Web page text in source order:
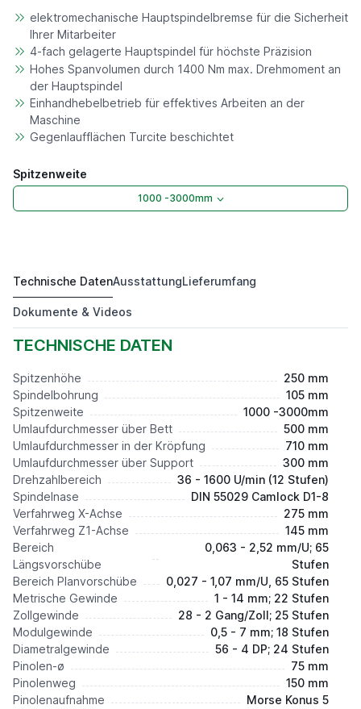
elektromechanische Hauptspindelbremse für die Sicherheit
Ihrer Mitarbeiter
4-fach gelagerte Hauptspindel für höchste Präzision
Hohes Spanvolumen durch 1400 Nm max. Drehmoment an
der Hauptspindel
Einhandhebelbetrieb für effektives Arbeiten an der
Maschine
Gegenlaufflächen Turcite beschichtet
Spitzenweite
1000 -3000mm
DKM 500 S C-Modell
ab 24.500,00 €*
Technische DatenAusstattungLieferumfang
Dokumente & Videos
TECHNISCHE DATEN
Spitzenhöhe
250 mm
Spindelbohrung
105 mm
Spitzenweite
1000 -3000mm
Umlaufdurchmesser über Bett
500 mm
Umlaufdurchmesser in der Kröpfung
710 mm
Umlaufdurchmesser über Support
300 mm
Drehzahlbereich
36 - 1600 U/min (12 Stufen)
Spindelnase
DIN 55029 Camlock D1-8
Verfahrweg X-Achse
275 mm
Verfahrweg Z1-Achse
145 mm
Bereich
Längsvorschübe
0,063 - 2,52 mm/U; 65
Stufen
Bereich Planvorschübe
0,027 - 1,07 mm/U, 65 Stufen
Metrische Gewinde
1 - 14 mm; 22 Stufen
Zollgewinde
28 - 2 Gang/Zoll; 25 Stufen
Modulgewinde
0,5 - 7 mm; 18 Stufen
Diametralgewinde
56 - 4 DP; 24 Stufen
Pinolen-ø
75 mm
Pinolenweg
150 mm
Pinolenaufnahme
Morse Konus 5